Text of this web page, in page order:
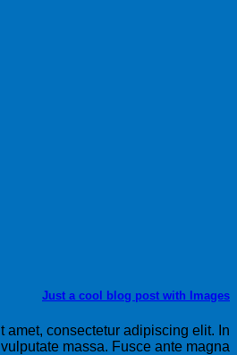
Just a cool blog post with Images
amet, consectetur adipiscing elit. In
massa. Fusce ante magna, [...]